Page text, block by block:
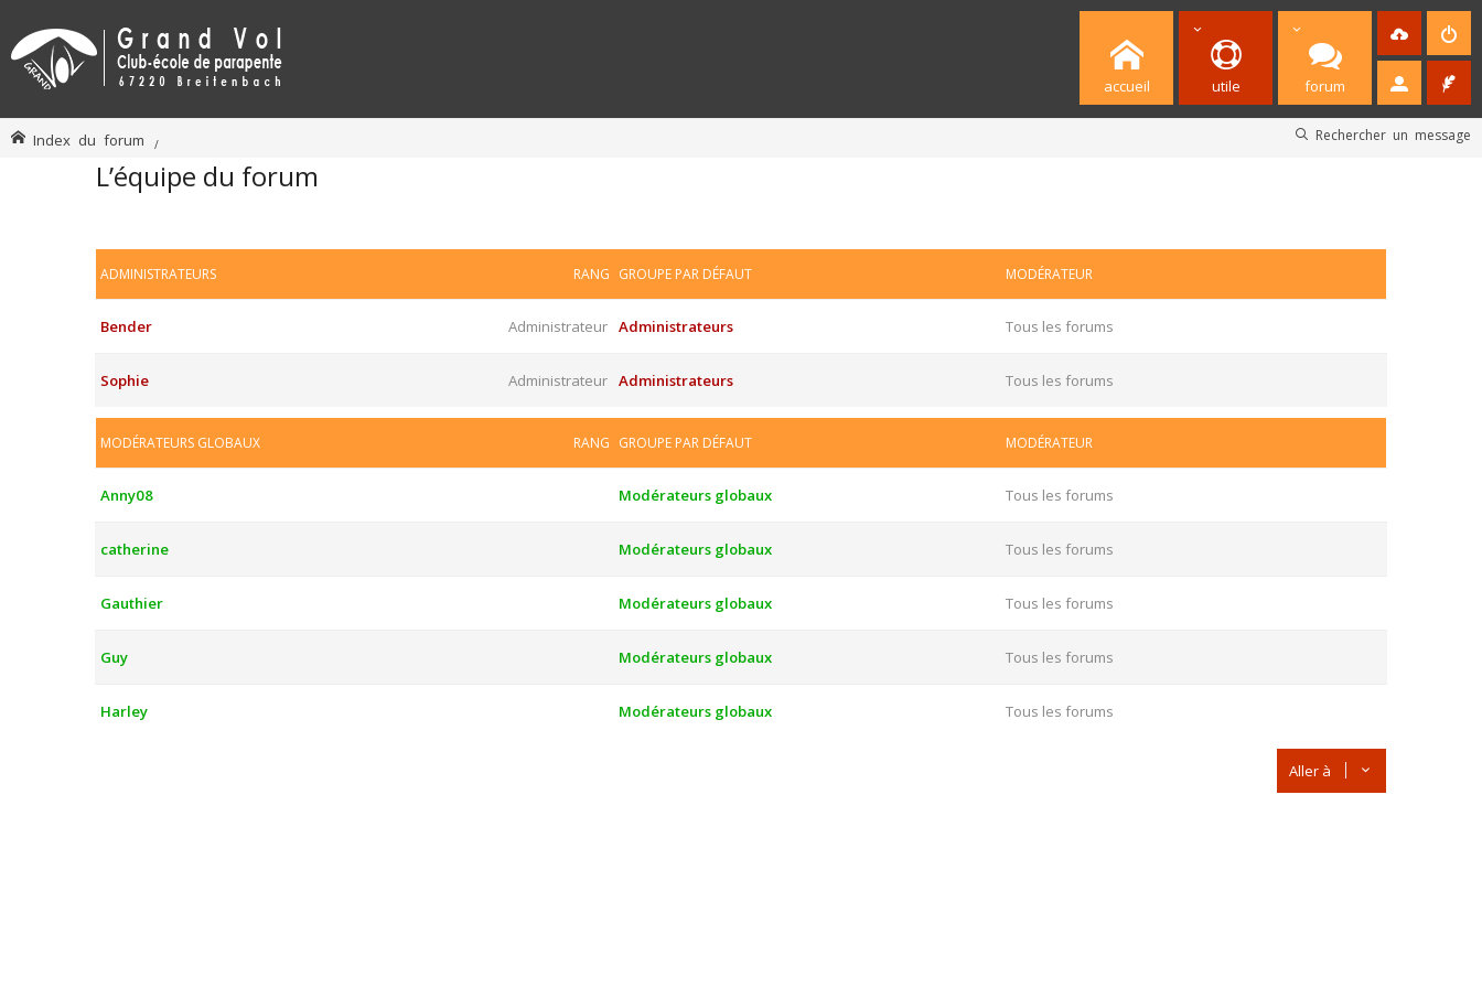
accueil utile forum
Rechercher un message
Index du forum
L’équipe du forum
RANG
ADMINISTRATEURS GROUPE PAR DÉFAUT MODÉRATEUR
Administrateur
Bender Administrateurs Tous les forums
Administrateur
Sophie Administrateurs Tous les forums
RANG
MODÉRATEURS GLOBAUX GROUPE PAR DÉFAUT MODÉRATEUR
Anny08 Modérateurs globaux Tous les forums
catherine Modérateurs globaux Tous les forums
Gauthier Modérateurs globaux Tous les forums
Guy Modérateurs globaux Tous les forums
Harley Modérateurs globaux Tous les forums
Aller à